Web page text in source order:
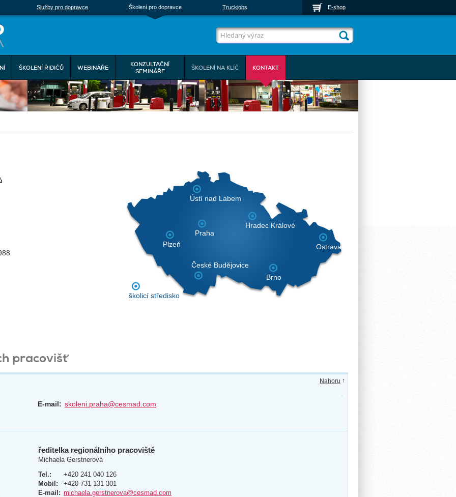
Praha
Brno
Ostrava
Hradec Králové
Ústí nad Labem
České Budějovice
Plzeň
školicí středisko
pracovišť
E-mail: skoleni.praha@cesmad.com
ředitelka regionálního pracoviště
Michaela Gerstnerová
Tel.:
+420 241 040 126
Mobil:
+420 731 131 301
E-mail: michaela.gerstnerova@cesmad.com
Nahoru ↑
ŠKOLENÍ ŘIDIČŮ WEBINÁŘE
KONZULTAČNÍ
SEMINÁŘE
ŠKOLENÍ NA KLÍČ KONTAKT
Služby pro dopravce Školení pro dopravce Truckjobs E-shop